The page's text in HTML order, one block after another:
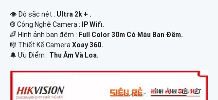
👁 Độ sắc nét : Ultra 2k + .
®️ Công Nghệ Camera :
IP Wifi.
🌈 Hình ảnh ban đêm : Full Color 30m Có Màu Ban Ðêm.
🎼️ Thiết Kế Camera Xoay 360.
️🔔 Ưu Điểm : Thu Âm Và Loa.